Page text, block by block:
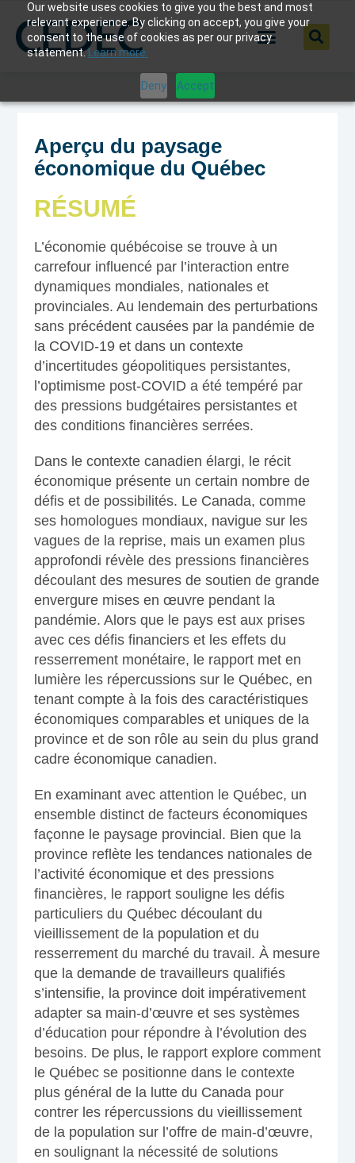
Our website uses cookies to give you the best and most
relevant experience. By clicking on accept, you give your
consent to the use of cookies as per our privacy
statement.Learn more.
Deny Accept
Aperçu du paysage
économique du Québec
RÉSUMÉ
L’économie québécoise se trouve à un
carrefour influencé par l’interaction entre
dynamiques mondiales, nationales et
provinciales. Au lendemain des perturbations
sans précédent causées par la pandémie de
la COVID-19 et dans un contexte
d’incertitudes géopolitiques persistantes,
l’optimisme post-COVID a été tempéré par
des pressions budgétaires persistantes et
des conditions financières serrées.
Dans le contexte canadien élargi, le récit
économique présente un certain nombre de
défis et de possibilités. Le Canada, comme
ses homologues mondiaux, navigue sur les
vagues de la reprise, mais un examen plus
approfondi révèle des pressions financières
découlant des mesures de soutien de grande
envergure mises en œuvre pendant la
pandémie. Alors que le pays est aux prises
avec ces défis financiers et les effets du
resserrement monétaire, le rapport met en
lumière les répercussions sur le Québec, en
tenant compte à la fois des caractéristiques
économiques comparables et uniques de la
province et de son rôle au sein du plus grand
cadre économique canadien.
En examinant avec attention le Québec, un
ensemble distinct de facteurs économiques
façonne le paysage provincial. Bien que la
province reflète les tendances nationales de
l’activité économique et des pressions
financières, le rapport souligne les défis
particuliers du Québec découlant du
vieillissement de la population et du
resserrement du marché du travail. À mesure
que la demande de travailleurs qualifiés
s’intensifie, la province doit impérativement
adapter sa main-d’œuvre et ses systèmes
d’éducation pour répondre à l’évolution des
besoins. De plus, le rapport explore comment
le Québec se positionne dans le contexte
plus général de la lutte du Canada pour
contrer les répercussions du vieillissement
de la population sur l’offre de main-d’œuvre,
en soulignant la nécessité de solutions